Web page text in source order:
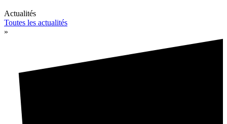
Actualités
Toutes les actualités
»